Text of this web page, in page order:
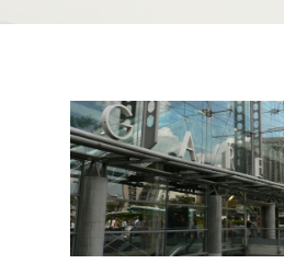
Demande de devis
Contact